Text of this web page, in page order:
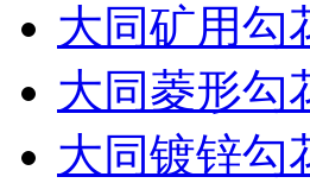
大同矿用勾
大同菱形勾
大同镀锌勾